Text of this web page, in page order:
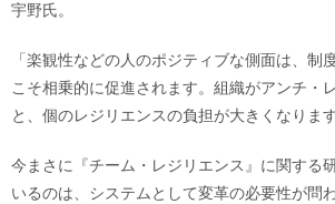
宇野氏。
「楽観性などの人のポジティブな側面は、制
こそ相乗的に促進されます。組織がアンチ・
と、個のレジリエンスの負担が大きくなります
今まさに『チーム・レジリエンス』に関する
いるのは、システムとして変革の必要性が問